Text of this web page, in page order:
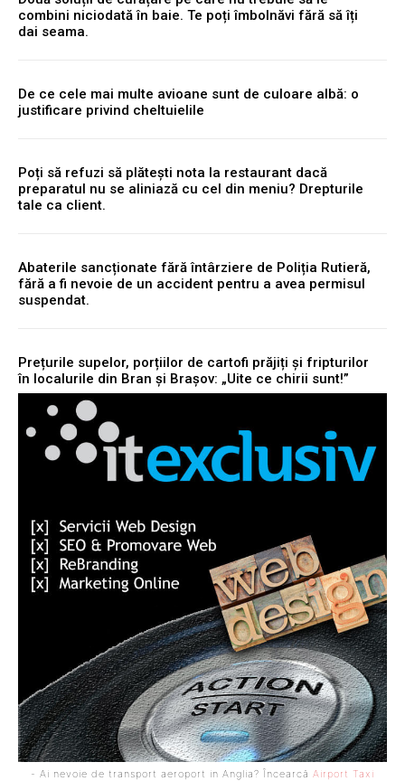
combini niciodată în baie. Te poți îmbolnăvi fără să îți
dai seama.
De ce cele mai multe avioane sunt de culoare albă: o
justificare privind cheltuielile
Poți să refuzi să plătești nota la restaurant dacă
preparatul nu se aliniază cu cel din meniu? Drepturile
tale ca client.
Abaterile sancționate fără întârziere de Poliția Rutieră,
fără a fi nevoie de un accident pentru a avea permisul
suspendat.
Prețurile supelor, porțiilor de cartofi prăjiți și fripturilor
în localurile din Bran și Brașov: „Uite ce chirii sunt!”
- Ai nevoie de transport aeroport in Anglia? Încearcă Airport Taxi